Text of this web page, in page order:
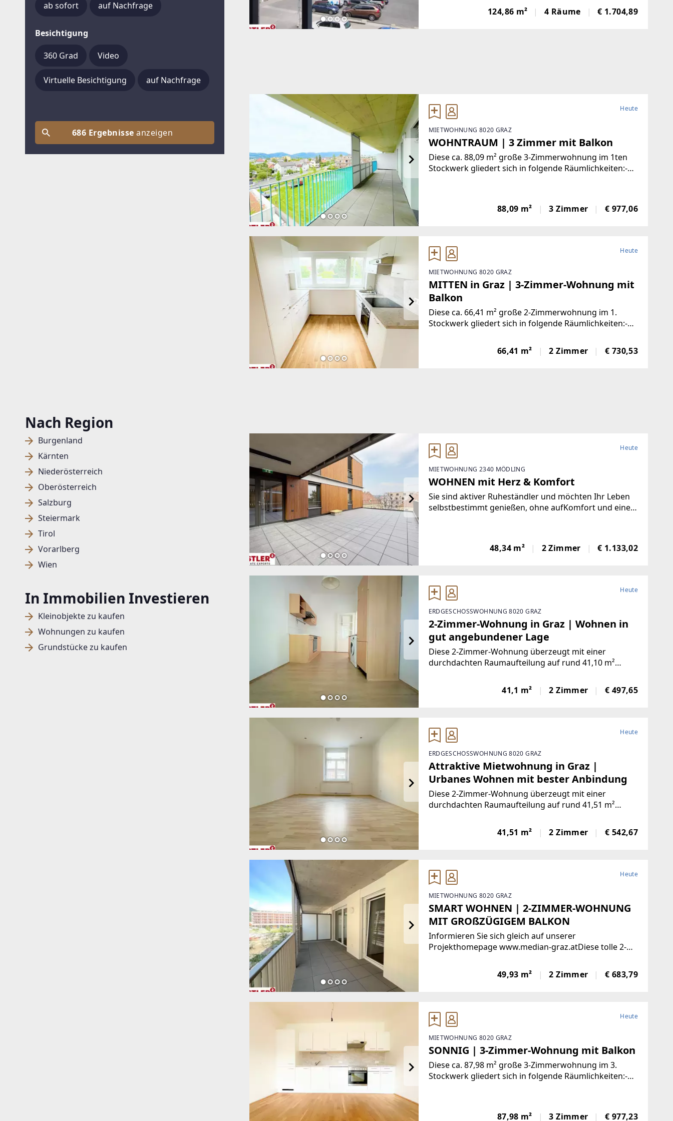
ab sofort auf Nachfrage
Besichtigung
360 Grad Video
Virtuelle Besichtigung auf Nachfrage
686 Ergebnisseanzeigen
Nach Region
Burgenland
Kärnten
Niederösterreich
Oberösterreich
Salzburg
Steiermark
Tirol
Vorarlberg
Wien
In Immobilien Investieren
Kleinobjekte zu kaufen
Wohnungen zu kaufen
Grundstücke zu kaufen
sich ideal für Unternehmen, Kanzleien, Agenturen,
Praxen oder Dienstleistungsbetriebe, die
124,86 m² 4 Räume € 1.704,89
Heute
MIETWOHNUNG 8020 GRAZ
WOHNTRAUM | 3 Zimmer mit Balkon
Diese ca. 88,09 m² große 3-Zimmerwohnung im 1ten
Stockwerk gliedert sich in folgende Räumlichkeiten:-
88,09 m² 3 Zimmer € 977,06
Heute
MIETWOHNUNG 8020 GRAZ
MITTEN in Graz | 3-Zimmer-Wohnung mit
Balkon
Diese ca. 66,41 m² große 2-Zimmerwohnung im 1.
Stockwerk gliedert sich in folgende Räumlichkeiten:-
Badezimmer mit Dusche und WC- BalkonDiese
Wohnung ist mit einer Küchenzeile
66,41 m² 2 Zimmer € 730,53
Heute
MIETWOHNUNG 2340 MÖDLING
WOHNEN mit Herz & Komfort
Sie sind aktiver Ruheständler und möchten Ihr Leben
selbstbestimmt genießen, ohne aufKomfort und einen
48,34 m² 2 Zimmer € 1.133,02
Heute
ERDGESCHOSSWOHNUNG 8020 GRAZ
2-Zimmer-Wohnung in Graz | Wohnen in
gut angebundener Lage
Diese 2-Zimmer-Wohnung überzeugt mit einer
durchdachten Raumaufteilung auf rund 41,10 m²
Vorraum- Wohnküche- Schlafzimmer- Badezimmer mit
Dusche- Separates WCMietkostenDie
41,1 m² 2 Zimmer € 497,65
Heute
ERDGESCHOSSWOHNUNG 8020 GRAZ
Attraktive Mietwohnung in Graz |
Urbanes Wohnen mit bester Anbindung
Diese 2-Zimmer-Wohnung überzeugt mit einer
durchdachten Raumaufteilung auf rund 41,51 m²
Vorraum- Wohn-/Essbereich- Schlafzimmer- Küche-
Badezimmer mit Dusche-
41,51 m² 2 Zimmer € 542,67
Heute
MIETWOHNUNG 8020 GRAZ
SMART WOHNEN | 2-ZIMMER-WOHNUNG
MIT GROßZÜGIGEM BALKON
Informieren Sie sich gleich auf unserer
Projekthomepage www.median-graz.atDiese tolle 2-
bietet auf ca. 45,20 m² folgende Raumaufteilung:---
Vorraum- geräumige Wohnküche-
49,93 m² 2 Zimmer € 683,79
Heute
MIETWOHNUNG 8020 GRAZ
SONNIG | 3-Zimmer-Wohnung mit Balkon
Diese ca. 87,98 m² große 3-Zimmerwohnung im 3.
Stockwerk gliedert sich in folgende Räumlichkeiten:-
87,98 m² 3 Zimmer € 977,23